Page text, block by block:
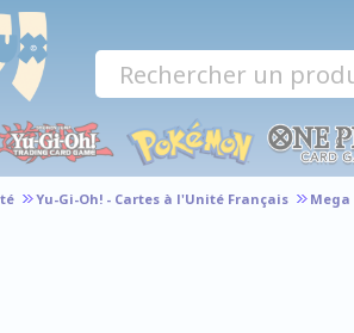
Yu-Gi-Oh! - Cartes à l'Unité Français Mega
cookies